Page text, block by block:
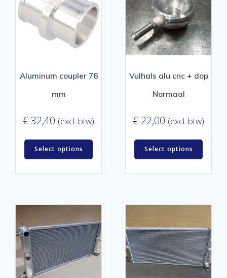
Aluminum coupler 76
mm
€ 32,40 (excl. btw)
Select options
Vulhals alu cnc + dop
Normaal
€ 22,00 (excl. btw)
Select options